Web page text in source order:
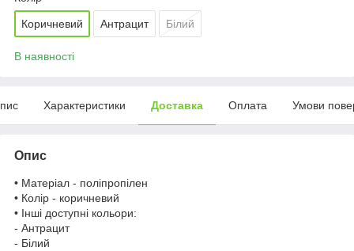
Коричневий Антрацит Білий
В наявності
Характеристики Доставка Оплата Умови
Опис
• Матеріал - поліпропілен
• Колір - коричневий
• Інші доступні кольори:
- Антрацит
- Білий